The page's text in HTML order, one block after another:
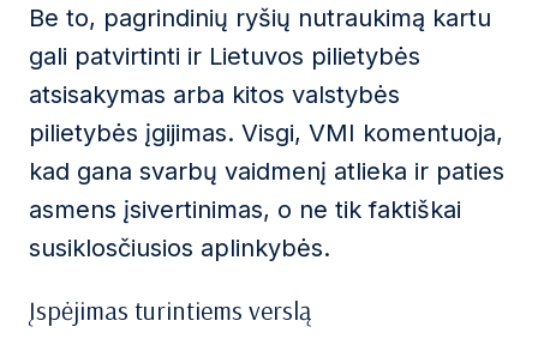
Be to, pagrindinių ryšių nutraukimą kartu
gali patvirtinti ir Lietuvos pilietybės
atsisakymas arba kitos valstybės
pilietybės įgijimas. Visgi, VMI komentuoja,
kad gana svarbų vaidmenį atlieka ir paties
asmens įsivertinimas, o ne tik faktiškai
susiklosčiusios aplinkybės.
Įspėjimas turintiems verslą